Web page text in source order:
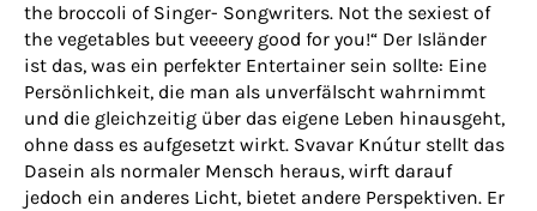
the broccoli of Singer- Songwriters. Not the sexiest of
the vegetables but veeeery good for you!“ Der Isländer
ist das, was ein perfekter Entertainer sein sollte: Eine
Persönlichkeit, die man als unverfälscht wahrnimmt
und die gleichzeitig über das eigene Leben hinausgeht,
ohne dass es aufgesetzt wirkt. Svavar Knútur stellt das
Dasein als normaler Mensch heraus, wirft darauf
jedoch ein anderes Licht, bietet andere Perspektiven. Er